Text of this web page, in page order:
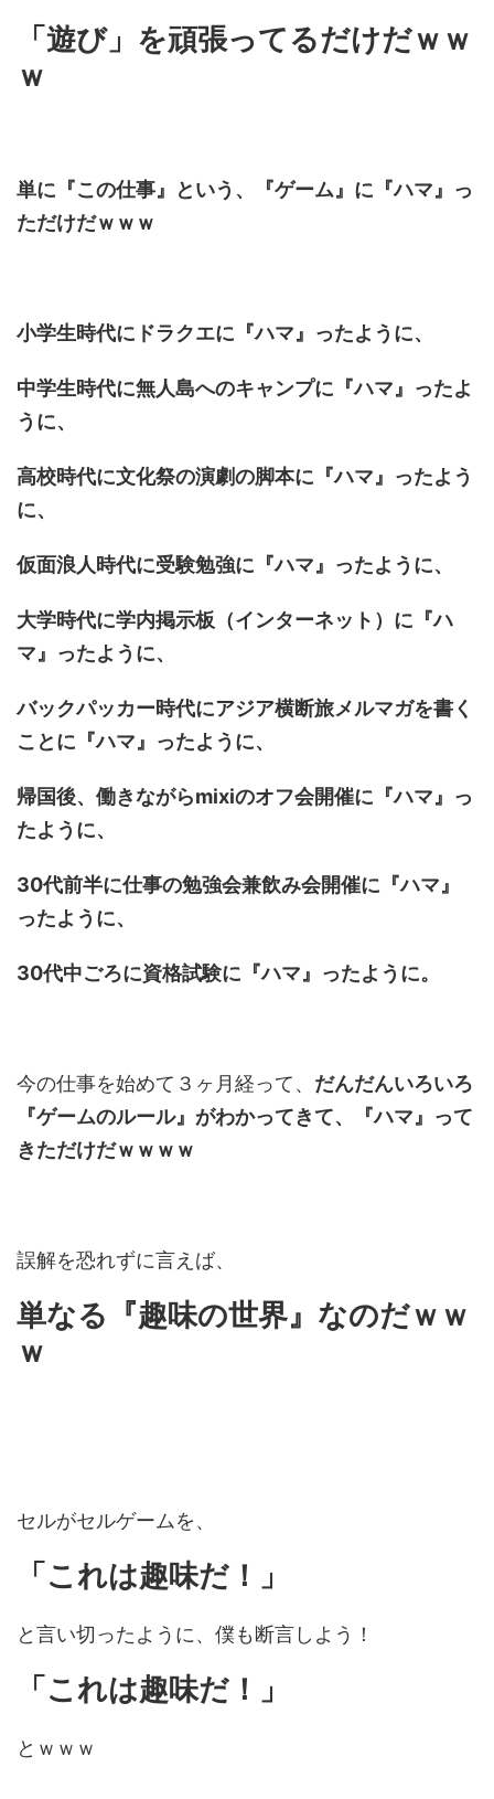
「遊び」を頑張ってるだけだｗｗ
ｗ
単に『この仕事』という、『ゲーム』に『ハマ』っ
ただけだｗｗｗ
小学生時代にドラクエに『ハマ』ったように、
中学生時代に無人島へのキャンプに『ハマ』ったよ
うに、
高校時代に文化祭の演劇の脚本に『ハマ』ったよう
に、
仮面浪人時代に受験勉強に『ハマ』ったように、
大学時代に学内掲示板（インターネット）に『ハ
マ』ったように、
バックパッカー時代にアジア横断旅メルマガを書く
ことに『ハマ』ったように、
帰国後、働きながらmixiのオフ会開催に『ハマ』っ
たように、
30代前半に仕事の勉強会兼飲み会開催に『ハマ』
ったように、
30代中ごろに資格試験に『ハマ』ったように。
今の仕事を始めて３ヶ月経って、 だんだんいろいろ
『ゲームのルール』がわかってきて、『ハマ』って
きただけだｗｗｗｗ
誤解を恐れずに言えば、
単なる『趣味の世界』なのだｗｗ
ｗ
セルがセルゲームを、
「これは趣味だ！」
と言い切ったように、僕も断言しよう！
「これは趣味だ！」
とｗｗｗ